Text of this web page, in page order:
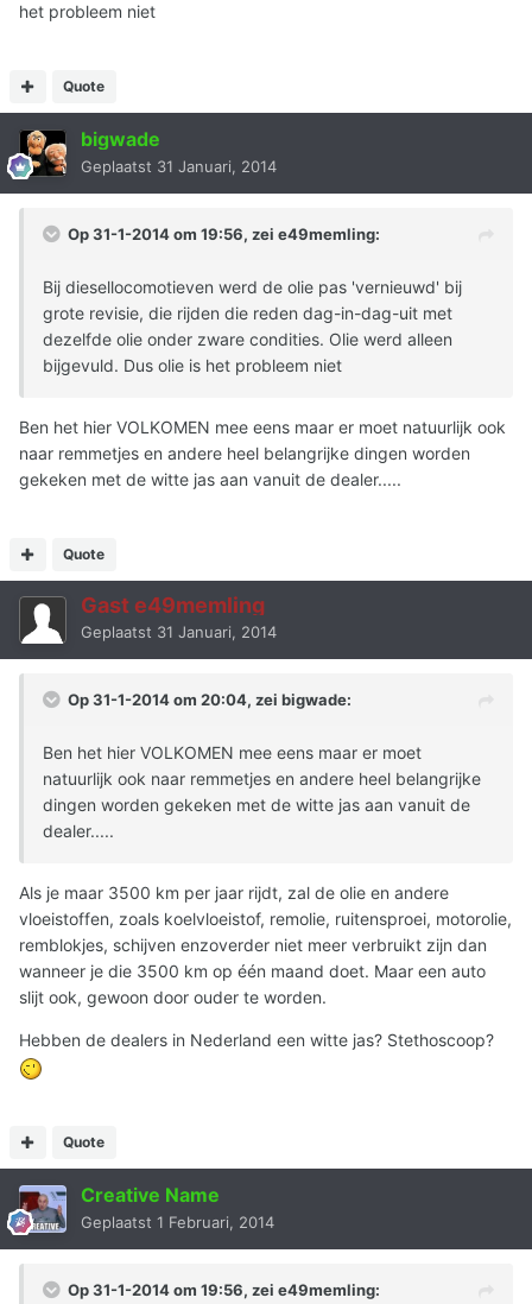
het probleem niet
Quote
bigwade
Geplaatst 31 Januari, 2014
Op 31-1-2014 om 19:56, zei e49memling:
Bij diesellocomotieven werd de olie pas 'vernieuwd' bij
grote revisie, die rijden die reden dag-in-dag-uit met
dezelfde olie onder zware condities. Olie werd alleen
bijgevuld. Dus olie is het probleem niet
Ben het hier VOLKOMEN mee eens maar er moet natuurlijk ook
naar remmetjes en andere heel belangrijke dingen worden
gekeken met de witte jas aan vanuit de dealer.....
Quote
Gast e49memling
Geplaatst 31 Januari, 2014
Op 31-1-2014 om 20:04, zei bigwade:
Ben het hier VOLKOMEN mee eens maar er moet
natuurlijk ook naar remmetjes en andere heel belangrijke
dingen worden gekeken met de witte jas aan vanuit de
dealer.....
Als je maar 3500 km per jaar rijdt, zal de olie en andere
vloeistoffen, zoals koelvloeistof, remolie, ruitensproei, motorolie,
remblokjes, schijven enzoverder niet meer verbruikt zijn dan
wanneer je die 3500 km op één maand doet. Maar een auto
slijt ook, gewoon door ouder te worden.
Hebben de dealers in Nederland een witte jas? Stethoscoop?
Quote
Creative Name
Geplaatst 1 Februari, 2014
Op 31-1-2014 om 19:56, zei e49memling: